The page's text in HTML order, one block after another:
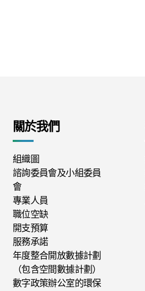
關於我們
組織圖
諮詢委員會及小組委員
會
專業人員
職位空缺
開支預算
服務承諾
年度整合開放數據計劃
（包含空間數據計劃）
數字政策辦公室的環保